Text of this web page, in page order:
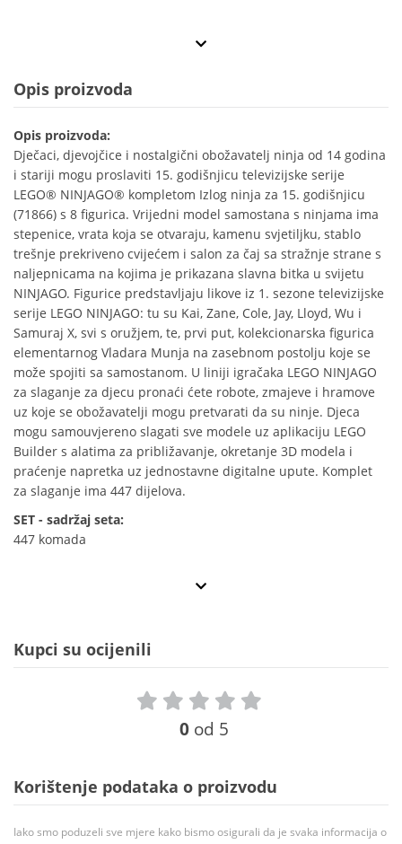
Opis proizvoda
Opis proizvoda:
Dječaci, djevojčice i nostalgični obožavatelj ninja od 14 godina
i stariji mogu proslaviti 15. godišnjicu televizijske serije
LEGO® NINJAGO® kompletom Izlog ninja za 15. godišnjicu
(71866) s 8 figurica. Vrijedni model samostana s ninjama ima
stepenice, vrata koja se otvaraju, kamenu svjetiljku, stablo
trešnje prekriveno cvijećem i salon za čaj sa stražnje strane s
naljepnicama na kojima je prikazana slavna bitka u svijetu
NINJAGO. Figurice predstavljaju likove iz 1. sezone televizijske
serije LEGO NINJAGO: tu su Kai, Zane, Cole, Jay, Lloyd, Wu i
Samuraj X, svi s oružjem, te, prvi put, kolekcionarska figurica
elementarnog Vladara Munja na zasebnom postolju koje se
može spojiti sa samostanom. U liniji igračaka LEGO NINJAGO
za slaganje za djecu pronaći ćete robote, zmajeve i hramove
uz koje se obožavatelji mogu pretvarati da su ninje. Djeca
mogu samouvjereno slagati sve modele uz aplikaciju LEGO
Builder s alatima za približavanje, okretanje 3D modela i
praćenje napretka uz jednostavne digitalne upute. Komplet
za slaganje ima 447 dijelova.
SET - sadržaj seta:
447 komada
Kupci su ocijenili
0 od 5
Korištenje podataka o proizvodu
Iako smo poduzeli sve mjere kako bismo osigurali da je svaka informacija o